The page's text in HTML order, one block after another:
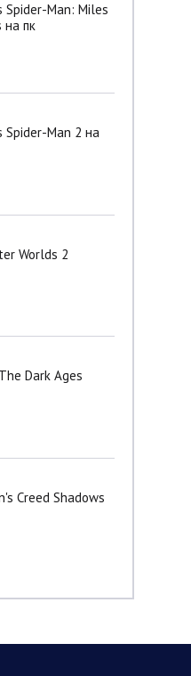
Spider-Man: Miles
на пк
Spider-Man 2 на
Worlds 2
Dark Ages
Creed Shadows